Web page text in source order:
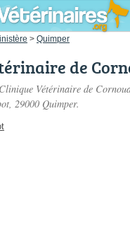
> Quimper
de
Vétérinaire de
, 29000 Quimper.